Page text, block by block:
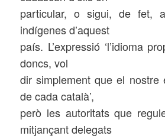
particular, o sigui, de fet,
indígenes d’aquest
país. L’expressió ‘l’idioma
doncs, vol
dir simplement que el nostre
de cada català’,
però les autoritats que
mitjançant delegats